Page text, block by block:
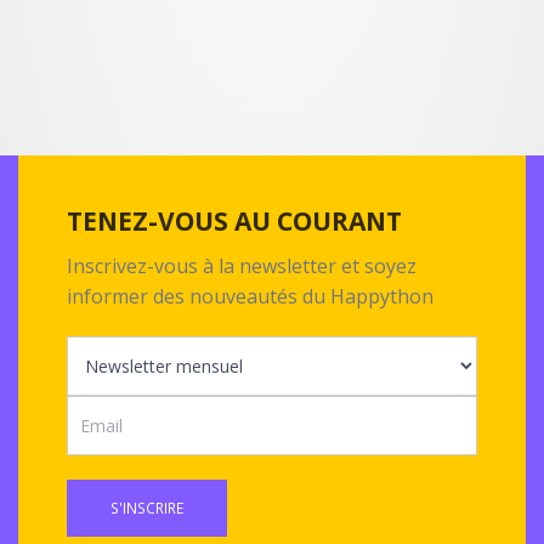
TENEZ-VOUS AU COURANT
Inscrivez-vous à la newsletter et soyez
informer des nouveautés du Happython
S'INSCRIRE